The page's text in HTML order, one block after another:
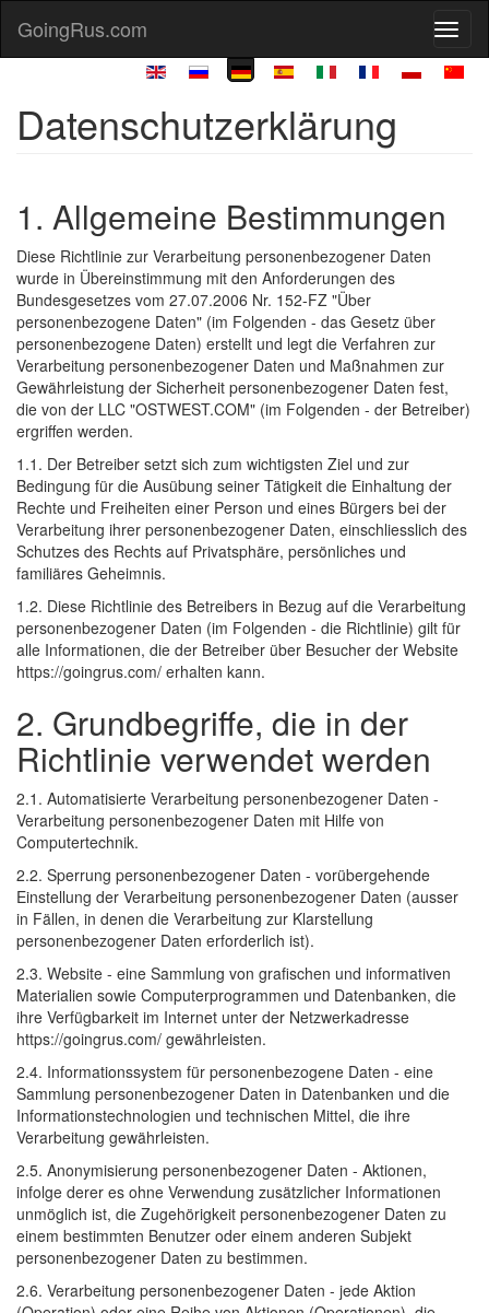
GoingRus.com
Datenschutzerklärung
1. Allgemeine Bestimmungen
Diese Richtlinie zur Verarbeitung personenbezogener Daten
wurde in Übereinstimmung mit den Anforderungen des
Bundesgesetzes vom 27.07.2006 Nr. 152-FZ "Über
personenbezogene Daten" (im Folgenden - das Gesetz über
personenbezogene Daten) erstellt und legt die Verfahren zur
Verarbeitung personenbezogener Daten und Maßnahmen zur
Gewährleistung der Sicherheit personenbezogener Daten fest,
die von der LLC "OSTWEST.COM" (im Folgenden - der Betreiber)
ergriffen werden.
1.1. Der Betreiber setzt sich zum wichtigsten Ziel und zur
Bedingung für die Ausübung seiner Tätigkeit die Einhaltung der
Rechte und Freiheiten einer Person und eines Bürgers bei der
Verarbeitung ihrer personenbezogener Daten, einschliesslich des
Schutzes des Rechts auf Privatsphäre, persönliches und
familiäres Geheimnis.
1.2. Diese Richtlinie des Betreibers in Bezug auf die Verarbeitung
personenbezogener Daten (im Folgenden - die Richtlinie) gilt für
alle Informationen, die der Betreiber über Besucher der Website
https://goingrus.com/ erhalten kann.
2. Grundbegriffe, die in der
Richtlinie verwendet werden
2.1. Automatisierte Verarbeitung personenbezogener Daten -
Verarbeitung personenbezogener Daten mit Hilfe von
Computertechnik.
2.2. Sperrung personenbezogener Daten - vorübergehende
Einstellung der Verarbeitung personenbezogener Daten (ausser
in Fällen, in denen die Verarbeitung zur Klarstellung
personenbezogener Daten erforderlich ist).
2.3. Website - eine Sammlung von grafischen und informativen
Materialien sowie Computerprogrammen und Datenbanken, die
ihre Verfügbarkeit im Internet unter der Netzwerkadresse
https://goingrus.com/ gewährleisten.
2.4. Informationssystem für personenbezogene Daten - eine
Sammlung personenbezogener Daten in Datenbanken und die
Informationstechnologien und technischen Mittel, die ihre
Verarbeitung gewährleisten.
2.5. Anonymisierung personenbezogener Daten - Aktionen,
infolge derer es ohne Verwendung zusätzlicher Informationen
unmöglich ist, die Zugehörigkeit personenbezogener Daten zu
einem bestimmten Benutzer oder einem anderen Subjekt
personenbezogener Daten zu bestimmen.
2.6. Verarbeitung personenbezogener Daten - jede Aktion